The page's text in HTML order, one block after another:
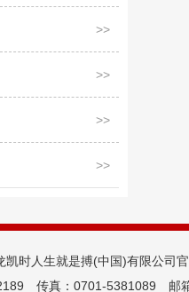
凯时人生就是搏(中国)有限公
传真：0701-5381089